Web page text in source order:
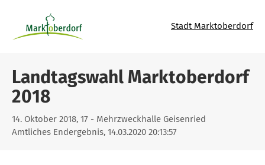
Stadt Marktoberdorf
Landtagswahl Marktoberdorf
2018
14. Oktober 2018, 17 - Mehrzweckhalle Geisenried
Amtliches Endergebnis, 14.03.2020 20:13:57